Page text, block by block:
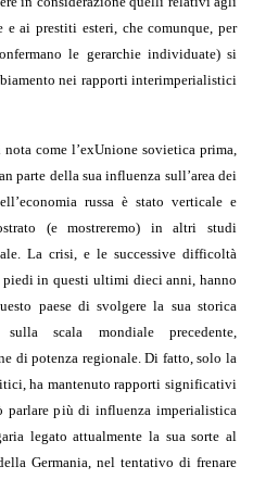
ai prestiti esteri, che comunque, per
le gerarchie individuate) si
nei rapporti interimperialistici
come l’exUnione sovietica prima,
parte della sua influenza sull’area dei
russa è stato verticale e
(e mostreremo) in altri studi
La crisi, e le successive difficoltà
piedi in questi ultimi dieci anni, hanno
paese di svolgere la sua storica
scala mondiale precedente,
di potenza regionale. Di fatto, solo la
ha mantenuto rapporti significativi
parlare più di influenza imperialistica
legato attualmente la sua sorte al
Germania, nel tentativo di frenare